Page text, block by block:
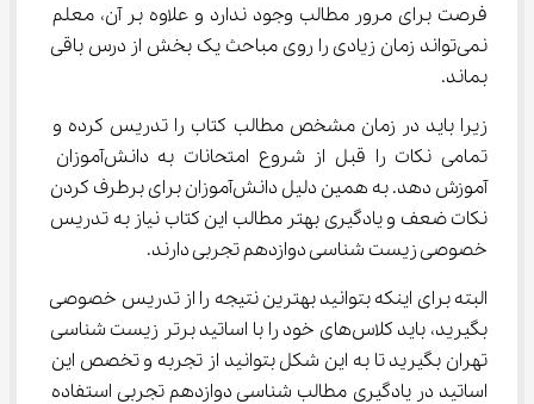
فرصت برای مرور مطالب وجود ندارد و علاوه بر آن، معلم
نمی‌تواند زمان زیادی را روی مباحث یک بخش از درس باقی
بماند.
زیرا باید در زمان مشخص مطالب کتاب را تدریس کرده و
تمامی نکات را قبل از شروع امتحانات به دانش‌آموزان
آموزش دهد. به همین دلیل دانش‌آموزان برای برطرف کردن
نکات ضعف و یادگیری بهتر مطالب این کتاب نیاز به تدریس
خصوصی زیست شناسی دوازدهم تجربی دارند.
البته برای اینکه بتوانید بهترین نتیجه را از تدریس خصوصی
بگیرید، باید کلاس‌های خود را با اساتید برتر زیست شناسی
تهران بگیرید تا به این شکل بتوانید از تجربه و تخصص این
اساتید در یادگیری مطالب شناسی دوازدهم تجربی استفاده